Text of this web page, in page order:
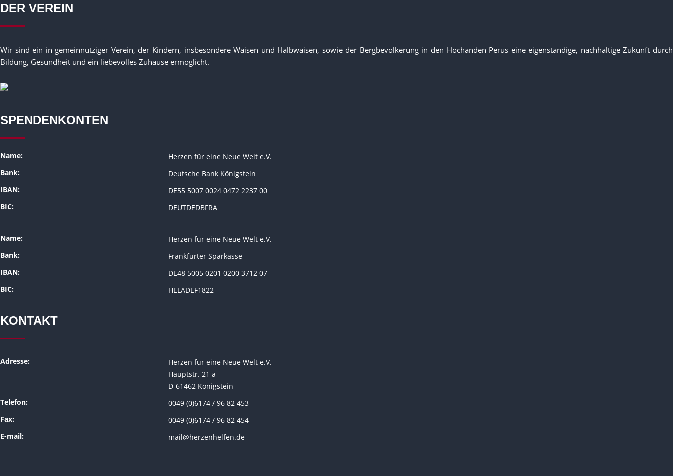
DER VEREIN
Wir sind ein in gemeinnütziger Verein, der Kindern, insbesondere Waisen und Halbwaisen, sowie der Bergbevölkerung in den Hochanden Perus eine eigenständige, nachhaltige Zukunft durch
Bildung, Gesundheit und ein liebevolles Zuhause ermöglicht.
SPENDENKONTEN
Name:
Herzen für eine Neue Welt e.V.
Bank:
Deutsche Bank Königstein
IBAN:
DE55 5007 0024 0472 2237 00
BIC:
DEUTDEDBFRA
Name:
Herzen für eine Neue Welt e.V.
Bank:
Frankfurter Sparkasse
IBAN:
DE48 5005 0201 0200 3712 07
BIC:
HELADEF1822
KONTAKT
Adresse:
Herzen für eine Neue Welt e.V.
Hauptstr. 21 a
D-61462 Königstein
Telefon:
0049 (0)6174 / 96 82 453
Fax:
0049 (0)6174 / 96 82 454
E-mail:
mail@herzenhelfen.de